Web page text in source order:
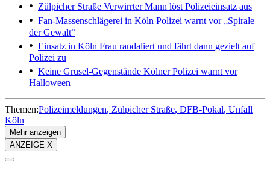
Zülpicher Straße Verwirrter Mann löst Polizeieinsatz aus
Fan-Massenschlägerei in Köln Polizei warnt vor „Spirale
der Gewalt“
Einsatz in Köln Frau randaliert und fährt dann gezielt auf
Polizei zu
Keine Grusel-Gegenstände Kölner Polizei warnt vor
Halloween
Themen:Polizeimeldungen Zülpicher Straße DFB-Pokal Unfall
Köln
Mehr anzeigen
ANZEIGE X